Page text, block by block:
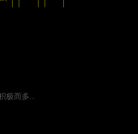
极而多...